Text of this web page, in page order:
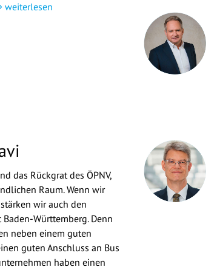
weiterlesen
das Rückgrat des ÖPNV,
Raum. Wenn wir
wir auch den
Württemberg. Denn
neben einem guten
guten Anschluss an Bus
haben einen